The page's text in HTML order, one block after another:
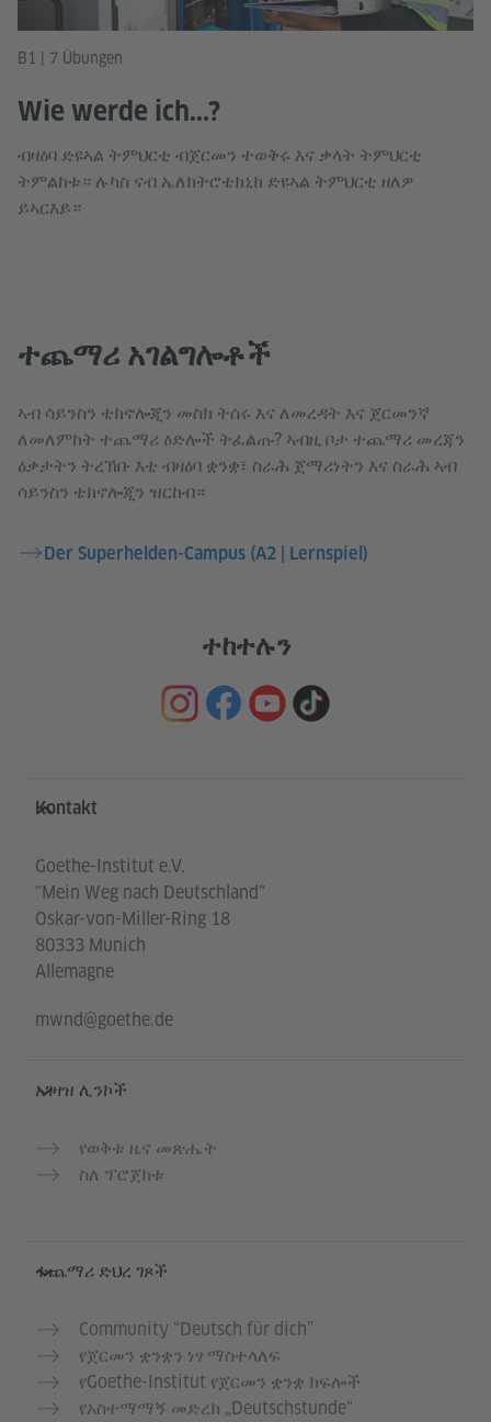
B1 | 7 Übungen
Wie werde ich...?
ብዛዕባ ድዩኣል ትምህርቲ ብጀርመን ተወቅሩ እና ቃላት ትምህርቲ
ትምልከቱ። ሉካስ ናብ ኤለክትሮቴክኒክ ድዩኣል ትምህርቲ ዘለዎ
ይኣርእይ።
ተጨማሪ አገልግሎቶች
ኣብ ሳይንስን ቴክኖሎጂን መስክ ትሰሩ እና ለመረዳት እና ጀርመንኛ
ለመለምከት ተጨማሪ ዕድሎች ትፈልጡ? ኣብዚ ቦታ ተጨማሪ መረጃን
ዕቃታትን ትረኽቡ እቲ ብዛዕባ ቋንቋ፣ ስራሕ ጀማሪነትን እና ስራሕ ኣብ
ሳይንስን ቴክኖሎጂን ዝርከብ።
Der Superhelden-Campus (A2 | Lernspiel)
ተከተሉን
Service- und Informationsbereich
Kontakt
Goethe-Institut e.V.
"Mein Weg nach Deutschland"
Oskar-von-Miller-Ring 18
80333 Munich
Allemagne
mwnd@goethe.de
አገዛዝ ሊንኮች
የወቅቱ ዜና መጽሔት
ስለ ፕሮጀክቱ
ተጨማሪ ድህረ ገጾች
Community “Deutsch für dich”
የጀርመን ቋንቋን ነፃ ማስተላለፍ
የGoethe-Institut የጀርመን ቋንቋ ክፍሎች
የአስተማማኝ መድረክ „Deutschstunde“